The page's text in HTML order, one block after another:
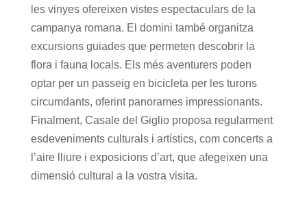
les vinyes ofereixen vistes espectaculars de la
campanya romana. El domini també organitza
excursions guiades que permeten descobrir la
flora i fauna locals. Els més aventurers poden
optar per un passeig en bicicleta per les turons
circumdants, oferint panorames impressionants.
Finalment, Casale del Giglio proposa regularment
esdeveniments culturals i artístics, com concerts a
l’aire lliure i exposicions d’art, que afegeixen una
dimensió cultural a la vostra visita.